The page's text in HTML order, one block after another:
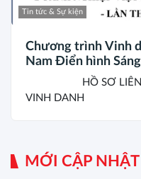
Tin tức & Sự kiện
Chương trình Vinh
Nam Điển hình
HỒ SƠ LIÊN
VINH DANH
MỚI CẬP NHẬT